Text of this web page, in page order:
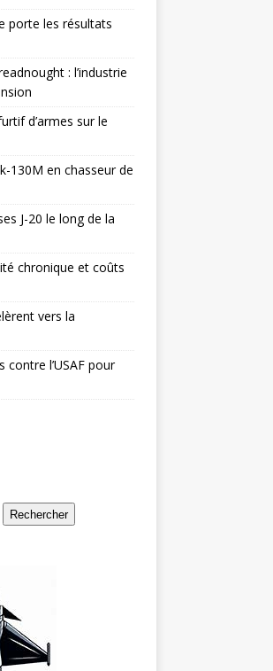
porte les résultats
: l’industrie
d’armes sur le
130M en chasseur de
J-20 le long de la
chronique et coûts
vers la
contre l’USAF pour
Rechercher